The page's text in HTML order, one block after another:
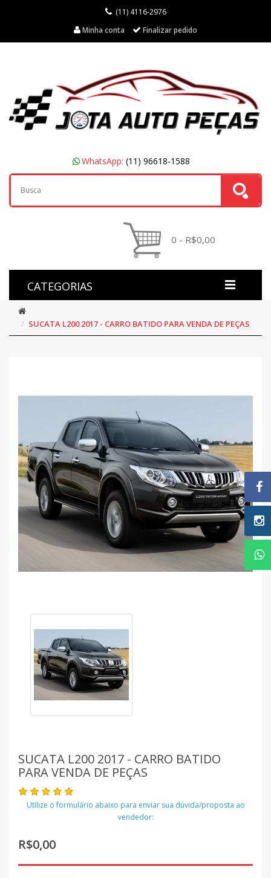
(11) 4116-2976
Minha conta
Finalizar pedido
WhatsApp: (11) 96618-1588
0 - R$0,00
CATEGORIAS
SUCATA L200 2017 - CARRO BATIDO PARA VENDA DE PEÇAS
SUCATA L200 2017 - CARRO BATIDO
PARA VENDA DE PEÇAS
Utilize o formulário abaixo para enviar sua dúvida/proposta ao
vendedor:
R$0,00